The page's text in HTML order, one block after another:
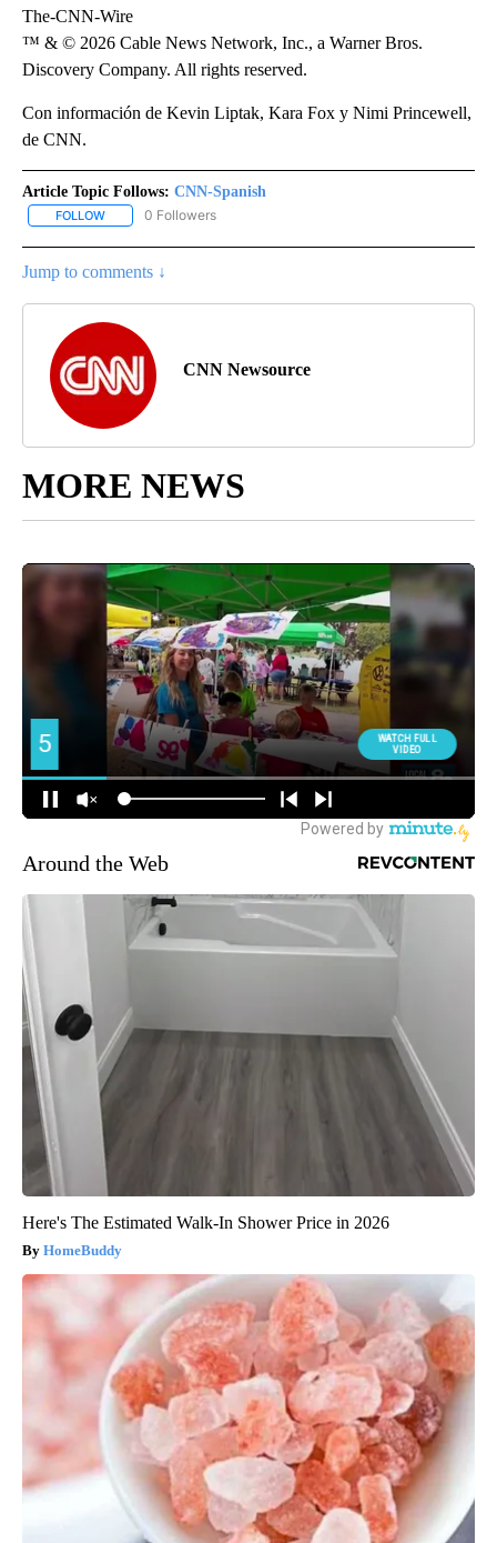
The-CNN-Wire
™ & © 2026 Cable News Network, Inc., a Warner Bros.
Discovery Company. All rights reserved.
Con información de Kevin Liptak, Kara Fox y Nimi Princewell,
de CNN.
Article Topic Follows: CNN-Spanish
FOLLOW FOLLOW "CNN-SPANISH" TO RECEIVE NOTIFICATIONS ABOUT
0 Followers
Jump to comments ↓
CNN Newsource
MORE NEWS
Around the Web
Here's The Estimated Walk-In Shower Price in 2026
HomeBuddy